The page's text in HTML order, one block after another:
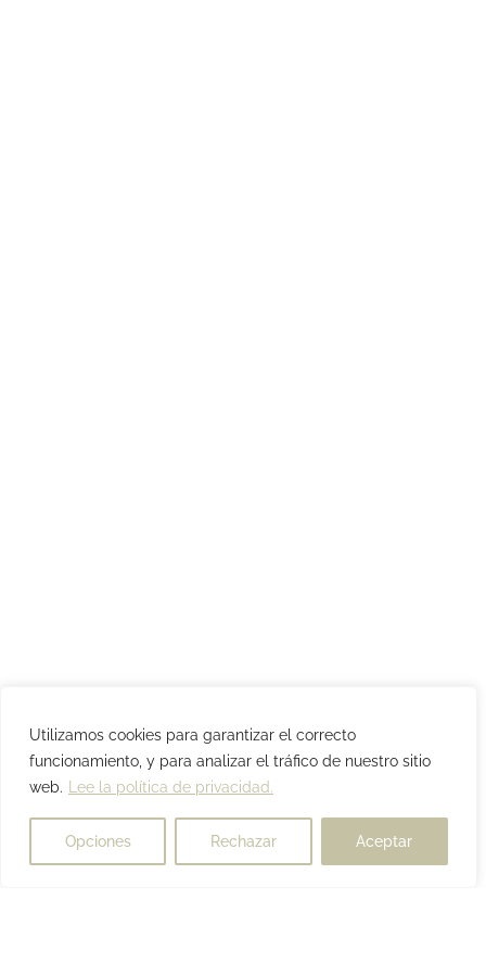
Utilizamos cookies para garantizar el correcto
funcionamiento, y para analizar el tráfico de nuestro sitio
web.
Lee la política de privacidad.
Opciones Rechazar Aceptar